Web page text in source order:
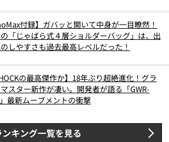
付録】ガバッと開いて中身が一目瞭然！
「じゃばら式４層ショルダーバッグ」は、出
しやすさも過去最高レベルだった！
の最高傑作か】18年ぶり超絶進化！グラ
スター新作が凄い。開発者が語る「GWR-
最新ムーブメントの衝撃
ンキング一覧を見る